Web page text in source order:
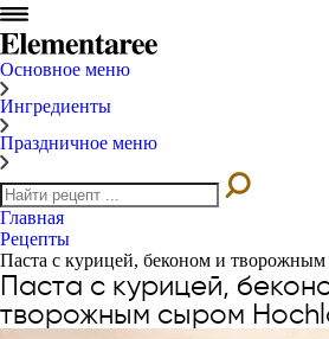
Основное меню
Ингредиенты
Праздничное меню
Главная
Рецепты
Паста с курицей, беконом и
Паста с курицей,
творожным сыром